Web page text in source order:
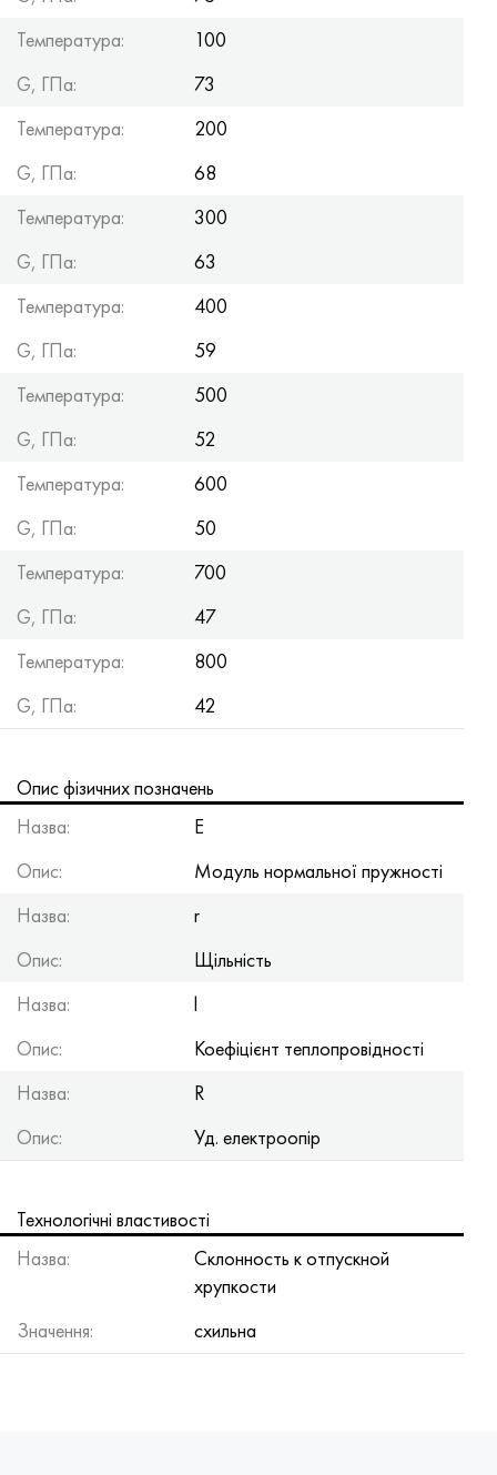
Температура:
100
G, ГПа:
73
Температура:
200
G, ГПа:
68
Температура:
300
G, ГПа:
63
Температура:
400
G, ГПа:
59
Температура:
500
G, ГПа:
52
Температура:
600
G, ГПа:
50
Температура:
700
G, ГПа:
47
Температура:
800
G, ГПа:
42
Опис фізичних позначень
Назва:
Е
Опис:
Модуль нормальної пружності
Назва:
r
Опис:
Щільність
Назва:
l
Опис:
Коефіцієнт теплопровідності
Назва:
R
Опис:
Уд. електроопір
Технологічні властивості
Назва:
Склонность к отпускной
хрупкости
Значення:
схильна
Хастеллой C-276
Хастеллой 3
Хастеллой x
Удимет 500
40ХФА, 1.7223, aisi 4142
45ХН2МФА, k2425, 45hnmf
А40Г, 44smn28, 1.0762, 46s20